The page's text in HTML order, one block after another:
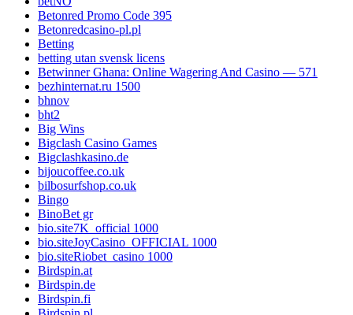
Betonred Promo Code 395
Betonredcasino-pl.pl
Betting
betting utan svensk licens
Betwinner Ghana: Online Wagering And Casino — 571
bezhinternat.ru 1500
bhnov
bht2
Big Wins
Bigclash Casino Games
Bigclashkasino.de
bijoucoffee.co.uk
bilbosurfshop.co.uk
Bingo
BinoBet gr
bio.site7K_official 1000
bio.siteJoyCasino_OFFICIAL 1000
bio.siteRiobet_casino 1000
Birdspin.at
Birdspin.de
Birdspin.fi